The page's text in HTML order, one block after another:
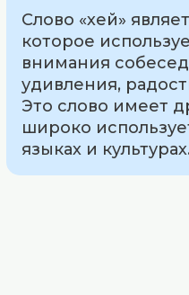
Слово «хей»
которое
внимания
удивления,
Это слово имеет
широко
языках и культурах.